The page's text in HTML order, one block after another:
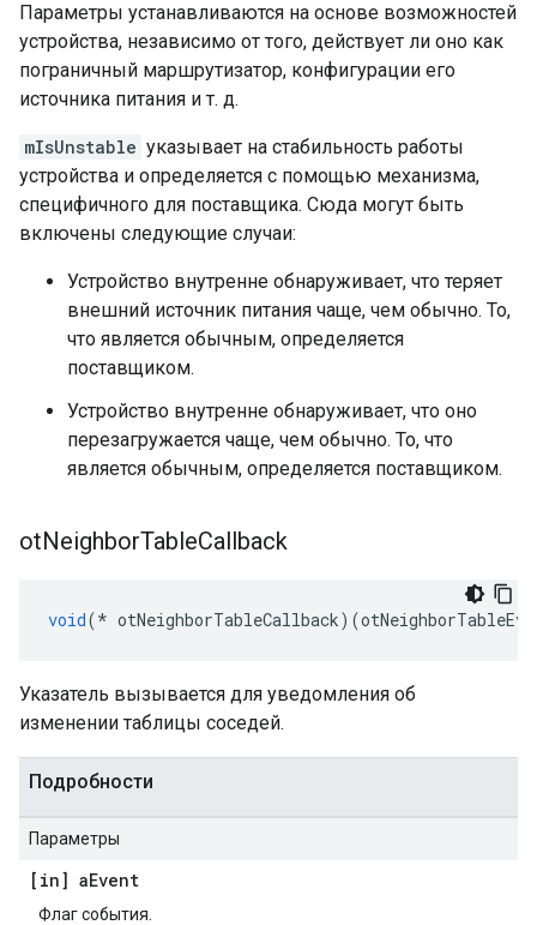
Параметры устанавливаются на основе возможностей
устройства, независимо от того, действует ли оно как
пограничный маршрутизатор, конфигурации его
источника питания и т. д.
mIsUnstable указывает на стабильность работы
устройства и определяется с помощью механизма,
специфичного для поставщика. Сюда могут быть
включены следующие случаи:
Устройство внутренне обнаруживает, что теряет
внешний источник питания чаще, чем обычно. То,
что является обычным, определяется
поставщиком.
Устройство внутренне обнаруживает, что оно
перезагружается чаще, чем обычно. То, что
является обычным, определяется поставщиком.
otNeighborTableCallback
void(* otNeighborTableCallback)(
Указатель вызывается для уведомления об
изменении таблицы соседей.
Подробности
Параметры
[in] aEvent
Флаг события.